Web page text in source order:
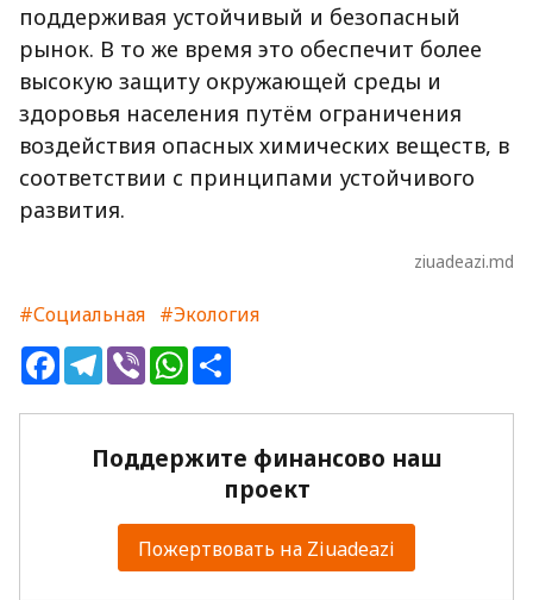
поддерживая устойчивый и безопасный
рынок. В то же время это обеспечит более
высокую защиту окружающей среды и
здоровья населения путём ограничения
воздействия опасных химических веществ, в
соответствии с принципами устойчивого
развития.
ziuadeazi.md
#Социальная #Экология
FacebookTelegram
ViberWhatsApp
Поддержите финансово наш
проект
Пожертвовать на Ziuadeazi